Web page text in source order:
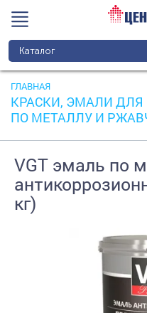
Каталог
ГЛАВНАЯ
КРАСКИ, ЭМАЛИ
ПО МЕТАЛЛУ И
VGT эмаль по
кг)